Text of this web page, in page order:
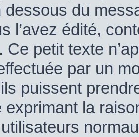
dessous du
l’avez édité,
Ce petit texte
par un
puissent
exprimant la